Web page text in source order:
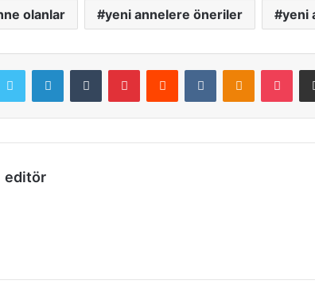
olanlar yeni annelere öneriler yeni
X LinkedInTumblr PinterestReddit VKontakte
editör